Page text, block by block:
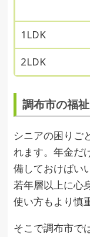
1LDK
2LDK
調布市の福祉
シニアの困りご
れます。年金だ
備しておけばい
若年層以上に心
使い方もより慎
そこで調布市で